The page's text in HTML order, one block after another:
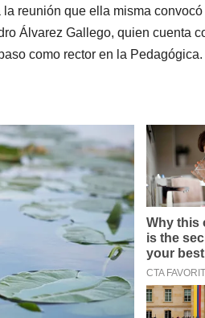
reunión que ella misma
Álvarez Gallego, quien cuenta
como rector en la Pedagógica.